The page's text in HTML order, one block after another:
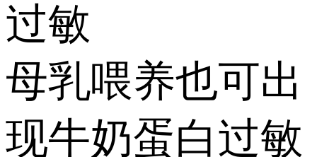
过敏
母乳喂养也可出
现牛奶蛋白过敏